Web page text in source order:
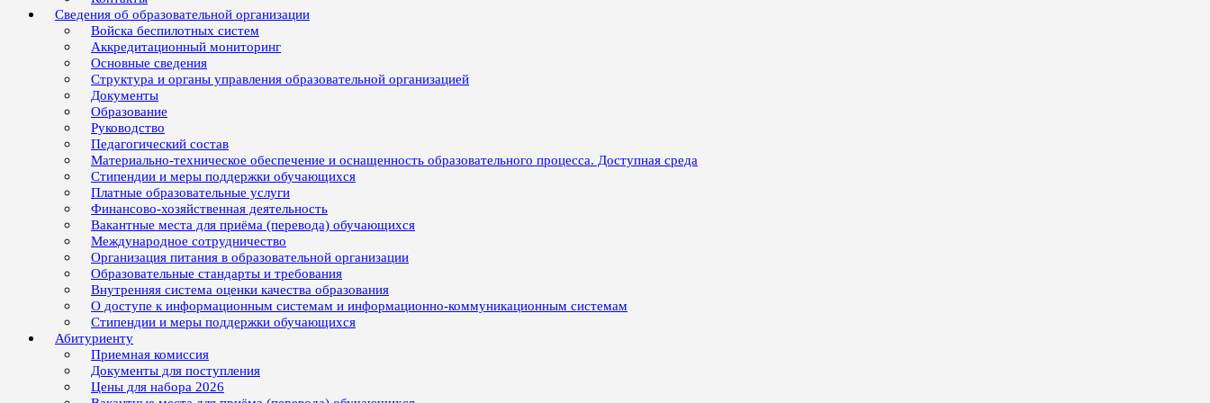
Сведения об образовательной организации
Войска беспилотных систем
Аккредитационный мониторинг
Основные сведения
Структура и органы управления образовательной организацией
Документы
Образование
Руководство
Педагогический состав
Материально-техническое обеспечение и оснащенность образовательного процесса. Доступная среда
Стипендии и меры поддержки обучающихся
Платные образовательные услуги
Финансово-хозяйственная деятельность
Вакантные места для приёма (перевода) обучающихся
Международное сотрудничество
Организация питания в образовательной организации
Образовательные стандарты и требования
Внутренняя система оценки качества образования
О доступе к информационным системам и информационно-коммуникационным системам
Стипендии и меры поддержки обучающихся
Абитуриенту
Приемная комиссия
Документы для поступления
Цены для набора 2026